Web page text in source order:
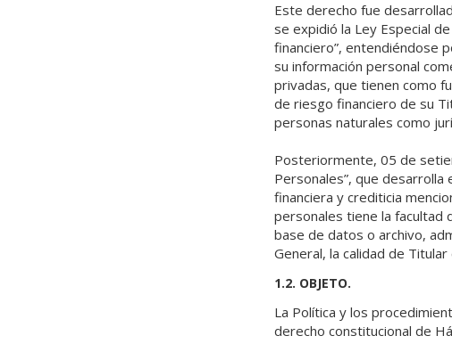
Este derecho fue
se expidió la Ley Especial
financiero”, entendiéndose
su información personal
privadas, que tienen como
de riesgo financiero de su
personas naturales como
Posteriormente, 05 de
Personales”, que
financiera y crediticia
personales tiene la facultad
base de datos o archivo,
General, la calidad de
1.2. OBJETO.
La Política y los
derecho constitucional de